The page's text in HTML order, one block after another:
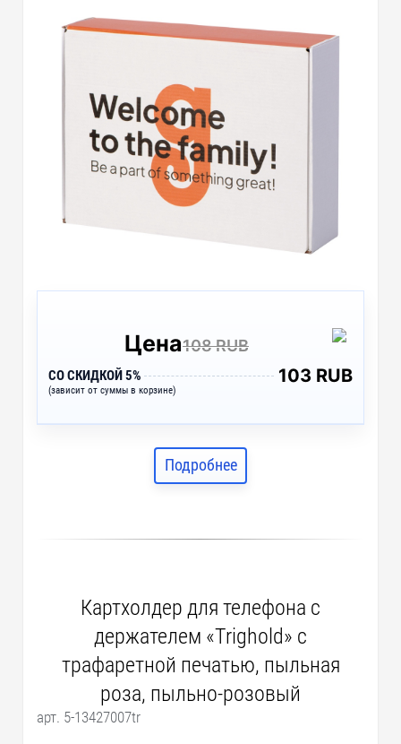
Цена108 RUB
СО СКИДКОЙ 5%
(зависит от суммы в корзине)
103 RUB
Подробнее
Картхолдер для телефона с
держателем «Trighold» с
трафаретной печатью, пыльная
роза, пыльно-розовый
арт. 5-13427007tr